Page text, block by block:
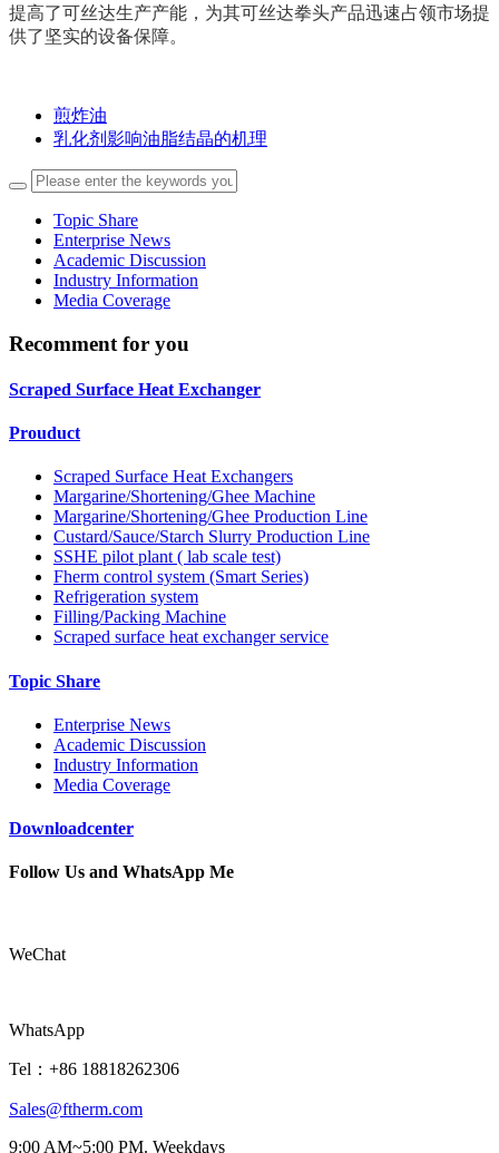
提高了可丝达生产产能，为其可丝达拳头产品迅速占领市场提
供了坚实的设备保障。
煎炸油
乳化剂影响油脂结晶的机理
Topic Share
Enterprise News
Academic Discussion
Industry Information
Media Coverage
Recomment for you
Scraped Surface Heat Exchanger
Prouduct
Scraped Surface Heat Exchangers
Margarine/Shortening/Ghee Machine
Margarine/Shortening/Ghee Production Line
Custard/Sauce/Starch Slurry Production Line
SSHE pilot plant ( lab scale test)
Fherm control system (Smart Series)
Refrigeration system
Filling/Packing Machine
Scraped surface heat exchanger service
Topic Share
Enterprise News
Academic Discussion
Industry Information
Media Coverage
Downloadcenter
Follow Us and WhatsApp Me
WeChat
WhatsApp
Tel：+86 18818262306
Sales@ftherm.com
9:00 AM~5:00 PM. Weekdays